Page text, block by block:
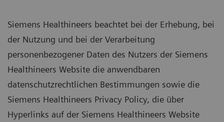
Siemens Healthineers beachtet bei der Erhebung, bei
der Nutzung und bei der Verarbeitung
personenbezogener Daten des Nutzers der Siemens
Healthineers Website die anwendbaren
datenschutzrechtlichen Bestimmungen sowie die
Siemens Healthineers Privacy Policy, die über
Hyperlinks auf der Siemens Healthineers Website